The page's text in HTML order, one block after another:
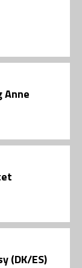
Anne
(DK/ES)